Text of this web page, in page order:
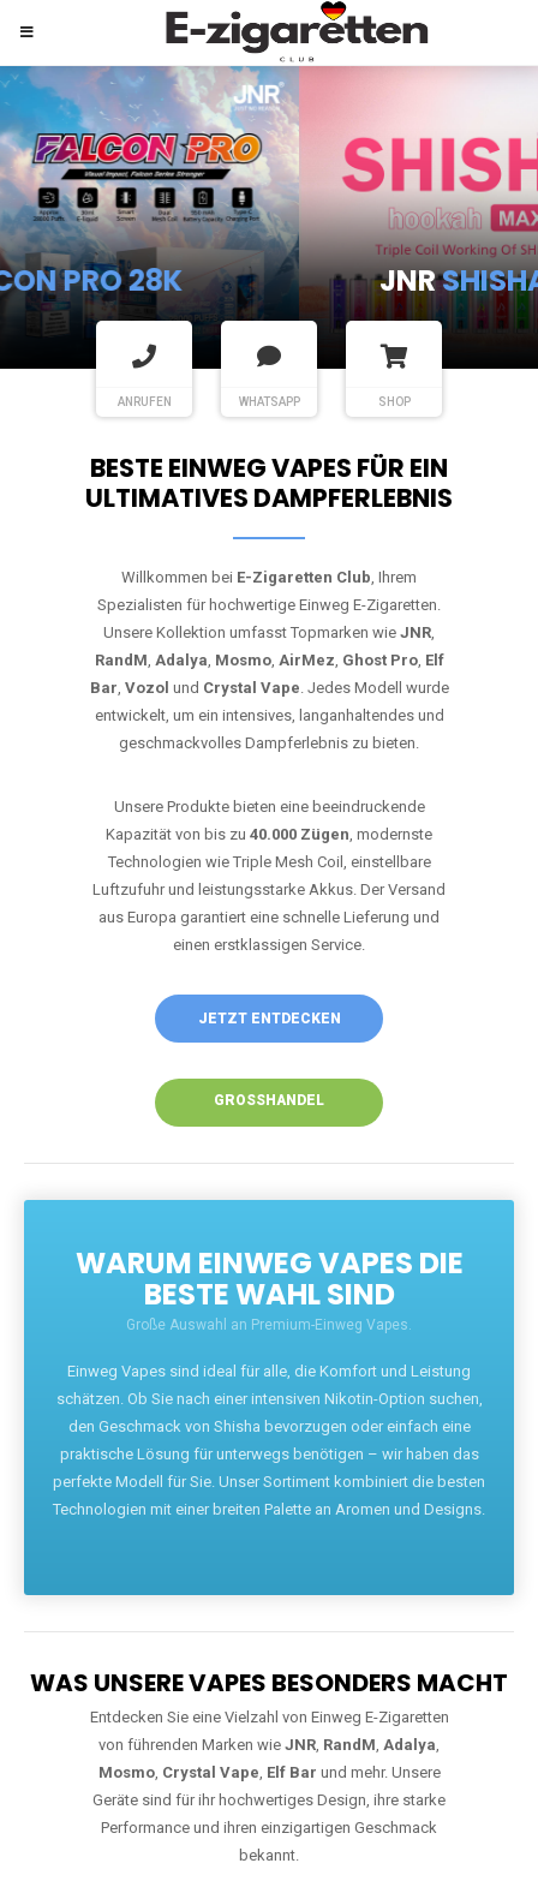
JNRSHISHA HOOKAH MAX
ANRUFEN WHATSAPP SHOP
BESTE EINWEG VAPES FÜR EIN
ULTIMATIVES DAMPFERLEBNIS
Willkommen bei E-Zigaretten Club, Ihrem
Spezialisten für hochwertige Einweg E-Zigaretten.
Unsere Kollektion umfasst Topmarken wie JNR,
RandM, Adalya, Mosmo, AirMez, Ghost Pro, Elf
Bar, Vozol und Crystal Vape. Jedes Modell wurde
entwickelt, um ein intensives, langanhaltendes und
geschmackvolles Dampferlebnis zu bieten.
Unsere Produkte bieten eine beeindruckende
Kapazität von bis zu 40.000 Zügen, modernste
Technologien wie Triple Mesh Coil, einstellbare
Luftzufuhr und leistungsstarke Akkus. Der Versand
aus Europa garantiert eine schnelle Lieferung und
einen erstklassigen Service.
JETZT ENTDECKEN
GROSSHANDEL
WARUM EINWEG VAPES DIE
BESTE WAHL SIND
Große Auswahl an Premium-Einweg Vapes.
Einweg Vapes sind ideal für alle, die Komfort und Leistung
schätzen. Ob Sie nach einer intensiven Nikotin-Option suchen,
den Geschmack von Shisha bevorzugen oder einfach eine
praktische Lösung für unterwegs benötigen – wir haben das
perfekte Modell für Sie. Unser Sortiment kombiniert die besten
Technologien mit einer breiten Palette an Aromen und Designs.
WAS UNSERE VAPES BESONDERS MACHT
Entdecken Sie eine Vielzahl von Einweg E-Zigaretten
von führenden Marken wie JNR, RandM, Adalya,
Mosmo, Crystal Vape, Elf Bar und mehr. Unsere
Geräte sind für ihr hochwertiges Design, ihre starke
Performance und ihren einzigartigen Geschmack
bekannt.